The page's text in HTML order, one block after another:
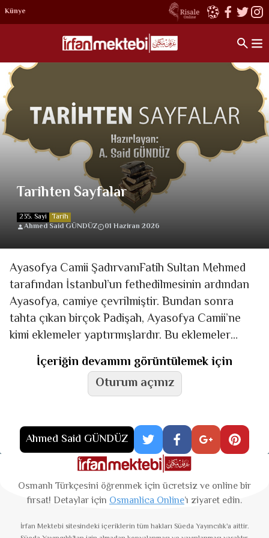
Künye
Tarihten Sayfalar
235. Sayi Tarih
Ahmed Said GÜNDÜZ
01 Haziran 2026
Ayasofya Camii ŞadırvanıFatih Sultan Mehmed
tarafından İs­tan­bul’­un fethedilmesinin ardından
Ayasofya, camiye çevrilmiştir. Bundan sonra
tahta çıkan birçok Padişah, Ayasofya Camii’ne
kimi eklemeler yaptırmışlardır. Bu eklemeler
içinde en dikkat çekenlerden birisi şadırvandır.
Ayasofya Şadırvanı, Sultan I.
İçeriğin devamını görüntülemek için
Oturum açınız
Ahmed Said GÜNDÜZ
Osmanlı Türkçesini öğrenmek için ücretsiz ve online bir
fırsat! Detaylar için Osmanlica Online’ı ziyaret edin.
İrfan Mektebi sitesindeki içeriklerin tüm hakları Süeda Yayıncılık'a aittir.